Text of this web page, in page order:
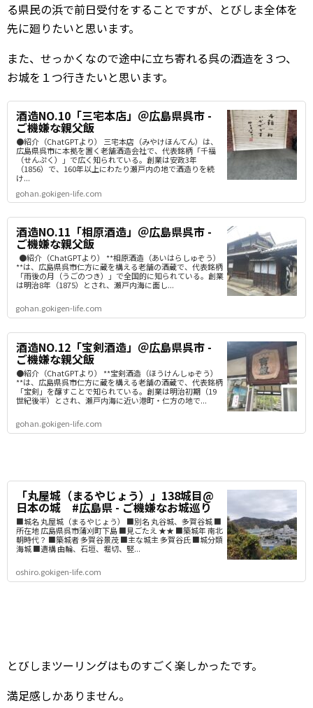
る県民の浜で前日受付をすることですが、とびしま全体を
先に廻りたいと思います。
また、せっかくなので途中に立ち寄れる呉の酒造を３つ、
お城を１つ行きたいと思います。
酒造NO.10「三宅本店」＠広島県呉市 -
ご機嫌な親父飯
●紹介（ChatGPTより） 三宅本店（みやけほんてん）は、
広島県呉市に本拠を置く老舗酒造会社で、代表銘柄「千福
（せんぷく）」で広く知られている。創業は安政3年
（1856）で、160年以上にわたり瀬戸内の地で酒造りを続
け...
gohan.gokigen-life.com
酒造NO.11「相原酒造」＠広島県呉市 -
ご機嫌な親父飯
●紹介（ChatGPTより） **相原酒造（あいはらしゅぞう）
**は、広島県呉市仁方に蔵を構える老舗の酒蔵で、代表銘柄
「雨後の月（うごのつき）」で全国的に知られている。創業
は明治8年（1875）とされ、瀬戸内海に面し...
gohan.gokigen-life.com
酒造NO.12「宝剣酒造」＠広島県呉市 -
ご機嫌な親父飯
●紹介（ChatGPTより） **宝剣酒造（ほうけんしゅぞう）
**は、広島県呉市仁方に蔵を構える老舗の酒蔵で、代表銘柄
「宝剣」を醸すことで知られている。創業は明治初期（19
世紀後半）とされ、瀬戸内海に近い港町・仁方の地で...
gohan.gokigen-life.com
「丸屋城（まるやじょう）」138城目@
日本の城 #広島県 - ご機嫌なお城巡り
■城名 丸屋城（まるやじょう） ■別名 丸谷城、多賀谷城 ■
所在地 広島県呉市蒲刈町下島 ■見ごたえ ★★ ■築城年 南北
朝時代？ ■築城者 多賀谷景茂 ■主な城主 多賀谷氏 ■城分類
海城 ■遺構 曲輪、石垣、堀切、竪...
oshiro.gokigen-life.com
とびしまツーリングはものすごく楽しかったです。
満足感しかありません。